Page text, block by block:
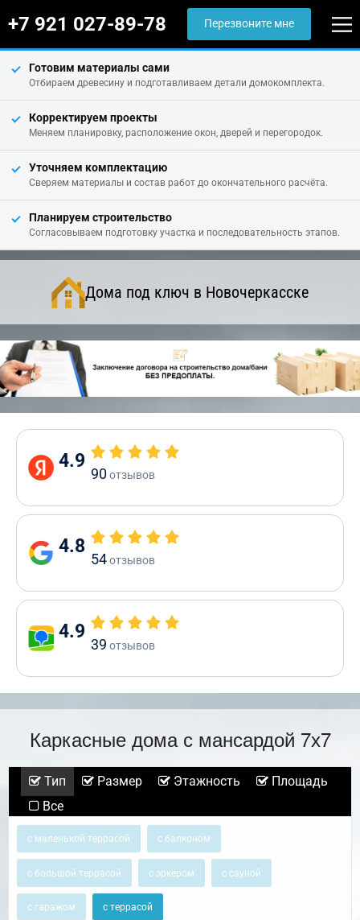
+7 921 027-89-78 Перезвоните мне
Готовим материалы сами
Отбираем древесину и подготавливаем детали домокомплекта.
Корректируем проекты
Меняем планировку, расположение окон, дверей и перегородок.
Уточняем комплектацию
Сверяем материалы и состав работ до окончательного расчёта.
Планируем строительство
Согласовываем подготовку участка и последовательность этапов.
Дома под ключ в Новочеркасске
4.9
90отзывов
4.8
54отзывов
4.9
39 отзывов
Каркасные дома с мансардой 7х7
Тип Размер Этажность
Площадь
Все
с маленькой террасой с балконом
с большой террасой с эркером с сауной
с гаражом с террасой